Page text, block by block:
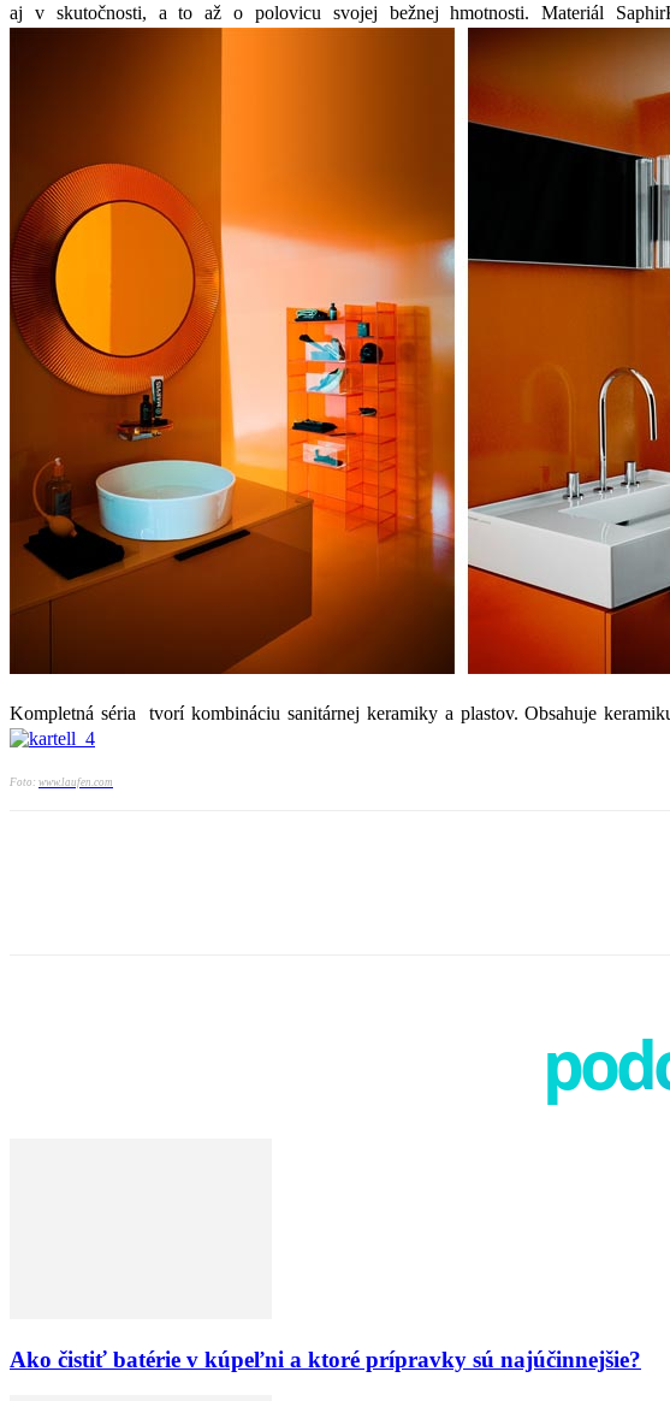
aj v skutočnosti, a to až o polovicu svojej bežnej hmotnosti. Materiál
Kompletná séria tvorí kombináciu sanitárnej keramiky a plastov. Obsahuje
Foto: www.laufen.com
Ako čistiť batérie v kúpeľni a ktoré prípravky sú najúčinnejšie?